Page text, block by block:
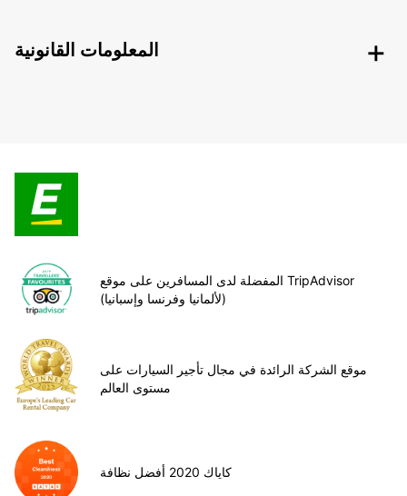
المعلومات القانونية
المفضلة لدى المسافرين على موقع TripAdvisor
(لألمانيا وفرنسا وإسبانيا)
موقع الشركة الرائدة في مجال تأجير السيارات على
مستوى العالم
كاياك 2020 أفضل نظافة